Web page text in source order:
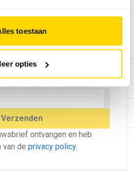
toestaan
opties
ONZE
het laatste nieuws!
Verzenden
ontvangen en heb
van de privacy policy.
mogelijkheden.
Uitgeverij